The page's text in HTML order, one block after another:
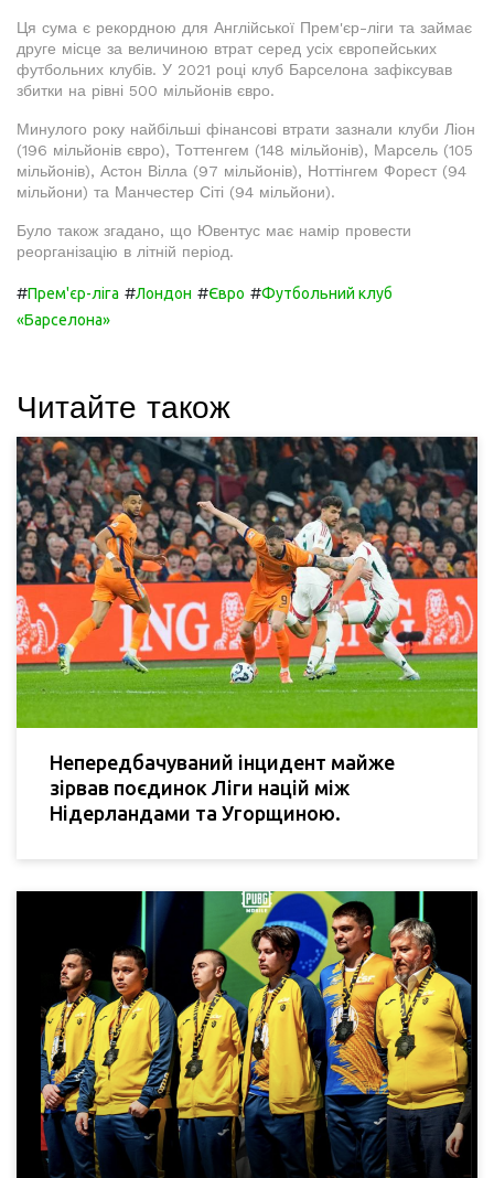
Ця сума є рекордною для Англійської Прем'єр-ліги та займає
друге місце за величиною втрат серед усіх європейських
футбольних клубів. У 2021 році клуб Барселона зафіксував
збитки на рівні 500 мільйонів євро.
Минулого року найбільші фінансові втрати зазнали клуби Ліон
(196 мільйонів євро), Тоттенгем (148 мільйонів), Марсель (105
мільйонів), Астон Вілла (97 мільйонів), Ноттінгем Форест (94
мільйони) та Манчестер Сіті (94 мільйони).
Було також згадано, що Ювентус має намір провести
реорганізацію в літній період.
#Прем'єр-ліга #Лондон #Євро #Футбольний клуб
«Барселона»
Читайте також
Непередбачуваний інцидент майже
зірвав поєдинок Ліги націй між
Нідерландами та Угорщиною.